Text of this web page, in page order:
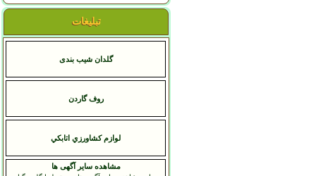
تبلیغات
گلدان شیب بندی
روف گاردن
لوازم کشاورزي اتابکي
مشاهده سایر آگهی ها